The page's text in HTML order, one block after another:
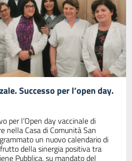
Successo per l’open day.
per l’Open day vaccinale di
nella Casa di Comunità San
un nuovo calendario di
della sinergia positiva tra
Pubblica, su mandato del